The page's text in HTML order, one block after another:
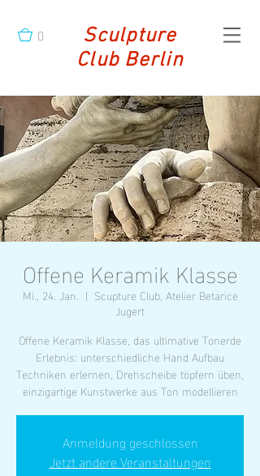
0
Sculpture
Club Berlin
Offene Keramik Klasse
Mi., 24. Jan.
  |
Scupture Club, Atelier Betarice
Jugert
Offene Keramik Klasse, das ultimative Tonerde
Erlebnis: unterschiedliche Hand Aufbau
Techniken erlernen, Drehscheibe töpfern üben,
einzigartige Kunstwerke aus Ton modellieren
Anmeldung geschlossen
Jetzt andere Veranstaltungen